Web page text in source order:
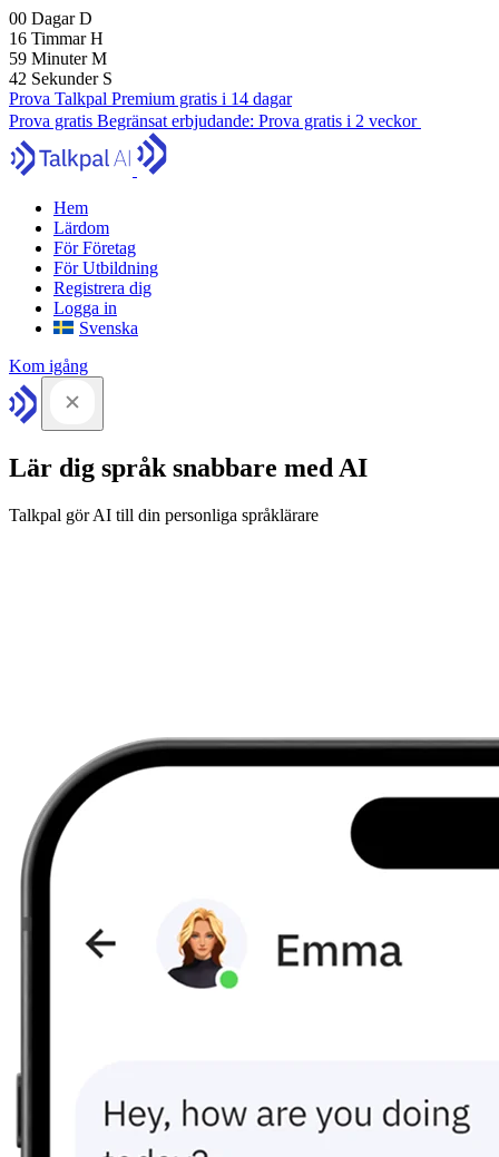
00 DagarD
16 TimmarH
59 MinuterM
41 Sekunder S
Prova Talkpal Premium gratis i 14 dagar
Prova gratis Begränsat erbjudande: Prova gratis i 2 veckor
Hem
Lärdom
För Företag
För Utbildning
Registrera dig
Logga in
Svenska
Kom igång
Lär dig språk snabbare med AI
Talkpal gör AI till din personliga språklärare